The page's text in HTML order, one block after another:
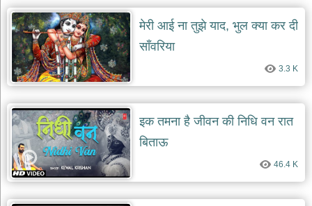
dev
bhajans
आज
का
भजन
bhajan
of
day
भजन
जोड़ें
add
bhajans
मेरी आई ना तुझे याद, भुल क्या कर दी
साँवरिया
3.3 K
इक तमना है जीवन की निधि वन रात
बिताऊ
46.4 K